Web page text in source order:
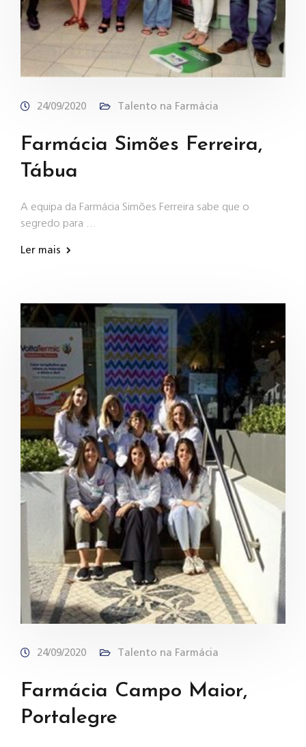
24/09/2020 Talento na Farmácia
Farmácia Simões Ferreira,
Tábua
A equipa da Farmácia Simões Ferreira sabe que o
segredo para …
Ler mais
24/09/2020 Talento na Farmácia
Farmácia Campo Maior,
Portalegre